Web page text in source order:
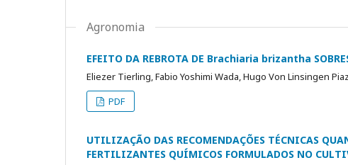
Agronomia
EFEITO DA REBROTA DE Brachiaria brizantha
Eliezer Tierling, Fabio Yoshimi Wada, Hugo Von Linsingen
PDF
UTILIZAÇÃO DAS RECOMENDAÇÕES TÉCNICAS
FERTILIZANTES QUÍMICOS FORMULADOS NO